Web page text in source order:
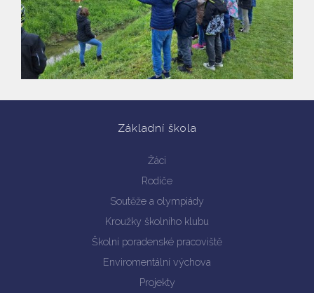
Základní škola
Žáci
Rodiče
Soutěže a olympiády
Kroužky školního klubu
Školní poradenské pracoviště
Enviromentální výchova
Projekty